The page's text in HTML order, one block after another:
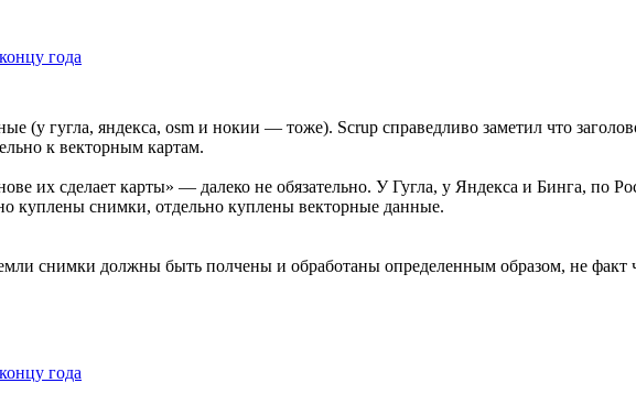
года
(у гугла, яндекса, osm и нокии — тоже). Scrup справедливо заметил что
к векторным картам.
их сделает карты» — далеко не обязательно. У Гугла, у Яндекса и Бинга, по
куплены снимки, отдельно куплены векторные данные.
снимки должны быть полчены и обработаны определенным образом, не
года